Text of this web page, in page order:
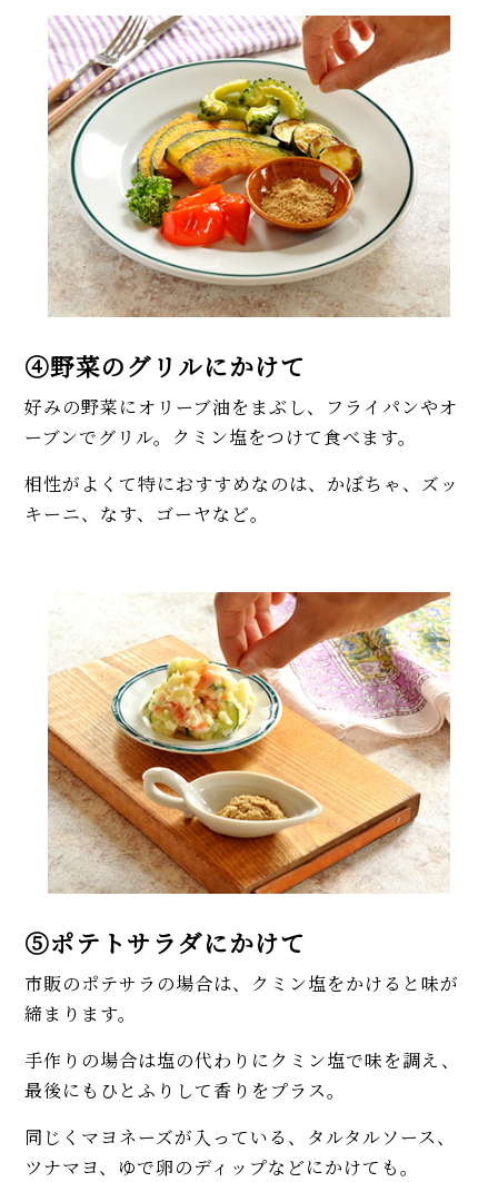
④野菜のグリルにかけて
好みの野菜にオリーブ油をまぶし、フライパンやオ
ーブンでグリル。クミン塩をつけて食べます。
相性がよくて特におすすめなのは、かぼちゃ、ズッ
キーニ、なす、ゴーヤなど。
⑤ポテトサラダにかけて
市販のポテサラの場合は、クミン塩をかけると味が
締まります。
手作りの場合は塩の代わりにクミン塩で味を調え、
最後にもひとふりして香りをプラス。
同じくマヨネーズが入っている、タルタルソース、
ツナマヨ、ゆで卵のディップなどにかけても。